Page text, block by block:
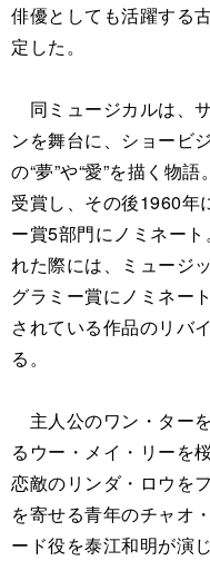
俳優としても活躍する
定した。
同ミュージカルは、
ンを舞台に、ショービ
の“夢”や“愛”を描く物
受賞し、その後1960年
ー賞5部門にノミネー
れた際には、ミュージ
グラミー賞にノミネー
されている作品のリバ
る。
主人公のワン・ター
るウー・メイ・リーを
恋敵のリンダ・ロウを
を寄せる青年のチャオ
ード役を泰江和明が演